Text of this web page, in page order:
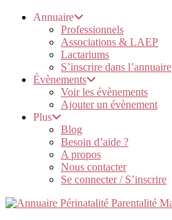
Annuaire
Professionnels
Associations & LAEP
Lactariums
S’inscrire dans l’annuaire
Évènements
Voir les évènements
Ajouter un évènement
Plus
Blog
Besoin d’aide ?
A propos
Nous contacter
Se connecter / S’inscrire